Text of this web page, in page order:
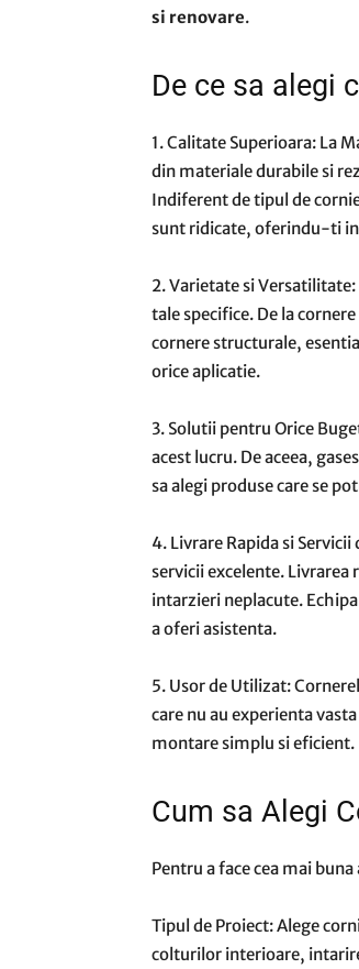
si renovare.
De ce sa alegi
1. Calitate Superioara: La
din materiale durabile si
Indiferent de tipul de
sunt ridicate, oferindu-ti
2. Varietate si
tale specifice. De la
cornere structurale,
orice aplicatie.
3. Solutii pentru Orice
acest lucru. De aceea,
sa alegi produse care se
4. Livrare Rapida si
servicii excelente.
intarzieri neplacute.
a oferi asistenta.
5. Usor de Utilizat:
care nu au experienta
montare simplu si eficient.
Cum sa Alegi
Pentru a face cea mai
Tipul de Proiect: Alege
colturilor interioare,